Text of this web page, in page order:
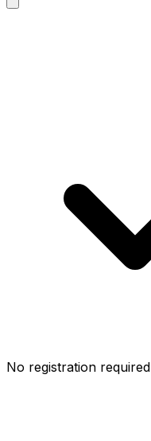
No registration required